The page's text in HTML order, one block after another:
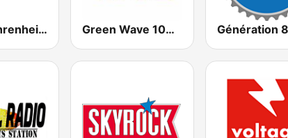
COOL Fahrenheit 93 FM Green Wave 106.5 FM Génération